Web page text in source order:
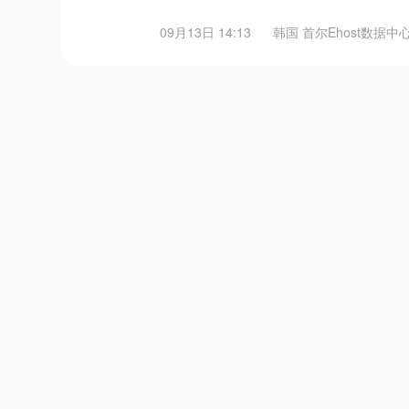
09月13日 14:13 韩国 首尔Ehost数据中